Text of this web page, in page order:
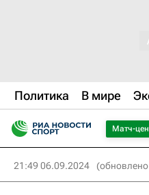
Политика В мире
Матч-
21:49 06.09.2024